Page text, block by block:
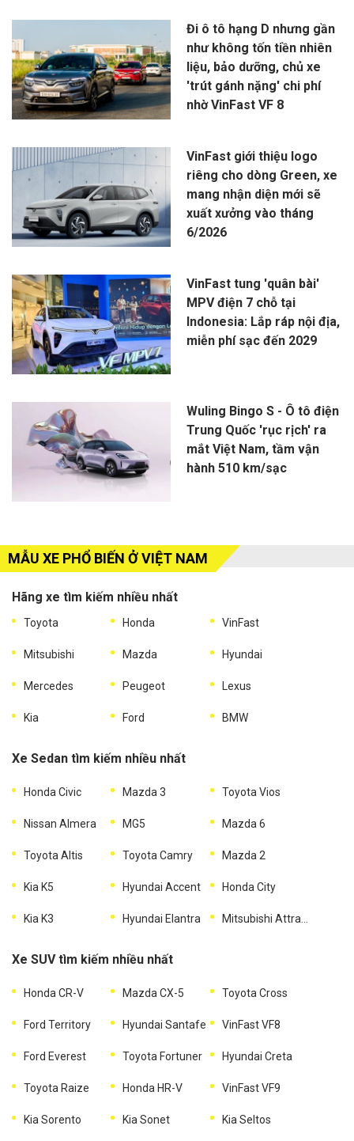
Đi ô tô hạng D nhưng gần
như không tốn tiền nhiên
liệu, bảo dưỡng, chủ xe
'trút gánh nặng' chi phí
nhờ VinFast VF 8
VinFast giới thiệu logo
riêng cho dòng Green, xe
mang nhận diện mới sẽ
xuất xưởng vào tháng
6/2026
VinFast tung 'quân bài'
MPV điện 7 chỗ tại
Indonesia: Lắp ráp nội địa,
miễn phí sạc đến 2029
Wuling Bingo S - Ô tô điện
Trung Quốc 'rục rịch' ra
mắt Việt Nam, tầm vận
hành 510 km/sạc
MẪU XE PHỔ BIẾN Ở VIỆT NAM
Hãng xe tìm kiếm nhiều nhất
Toyota Honda VinFast
Mitsubishi Mazda Hyundai
Mercedes Peugeot Lexus
Kia Ford BMW
Xe Sedan tìm kiếm nhiều nhất
Honda Civic Mazda 3 Toyota Vios
Nissan Almera MG5 Mazda 6
Toyota Altis Toyota Camry Mazda 2
Kia K5 Hyundai Accent Honda City
Kia K3 Hyundai Elantra
Xe SUV tìm kiếm nhiều nhất
Honda CR-V Mazda CX-5 Toyota Cross
Ford Territory Hyundai Santafe VinFast VF8
Ford Everest Toyota Fortuner Hyundai Creta
Toyota Raize Honda HR-V VinFast VF9
Kia Sorento Kia Sonet Kia Seltos